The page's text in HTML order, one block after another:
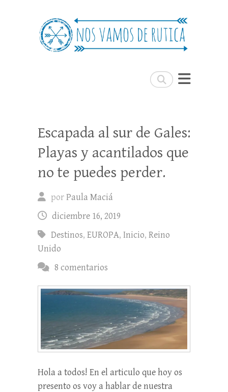
Buscar
Nos Vamos de Rutica
Escapada al sur de Gales:
Playas y acantilados que
no te puedes perder.
porPaula Maciá
diciembre 16, 2019
Destinos, EUROPA, Inicio, Reino
Unido
8 comentarios
Hola a todos! En el articulo que hoy os
presento os voy a hablar de nuestra